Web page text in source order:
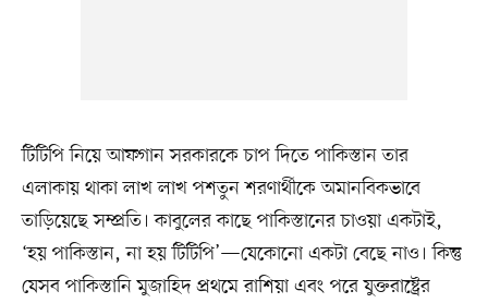
টিটিপি নিয়ে আফগান সরকারকে চাপ দিতে পাকিস্তান তার
এলাকায় থাকা লাখ লাখ পশতুন শরণার্থীকে অমানবিকভাবে
তাড়িয়েছে সম্প্রতি। কাবুলের কাছে পাকিস্তানের চাওয়া একটাই,
‘হয় পাকিস্তান, না হয় টিটিপি’—যেকোনো একটা বেছে নাও। কিন্তু
যেসব পাকিস্তানি মুজাহিদ প্রথমে রাশিয়া এবং পরে যুক্তরাষ্ট্রের